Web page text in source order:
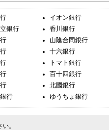
イオン銀行
銀行 香川銀行
山陰合同銀行
十六銀行
トマト銀行
百十四銀行
北國銀行
行 ゆうちょ銀行
。